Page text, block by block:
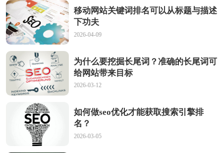
移动网站关键词排名可以从标题与描述
下功夫
2026-04-09
为什么要挖掘长尾词？准确的长尾词可
给网站带来目标
2026-03-12
如何做seo优化才能获取搜索引擎排
名？
2026-03-05